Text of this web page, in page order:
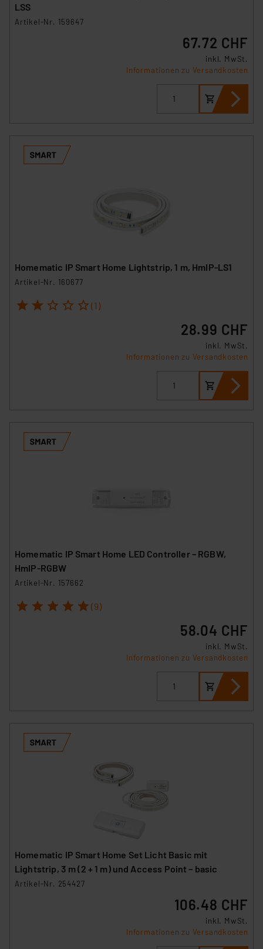
LSS
Artikel-Nr. 159647
67.72 CHF
inkl. MwSt.
Informationen zu Versandkosten
Homematic IP Smart Home Lightstrip, 1 m, HmIP-LS1
Artikel-Nr. 160677
1 2 3 4 5 (1)
28.99 CHF
inkl. MwSt.
Informationen zu Versandkosten
Homematic IP Smart Home LED Controller – RGBW,
HmIP-RGBW
Artikel-Nr. 157662
1 2 3 4 5 (9)
58.04 CHF
inkl. MwSt.
Informationen zu Versandkosten
Homematic IP Smart Home Set Licht Basic mit
Lightstrip, 3 m (2 + 1 m) und Access Point – basic
Artikel-Nr. 254427
106.48 CHF
inkl. MwSt.
Informationen zu Versandkosten